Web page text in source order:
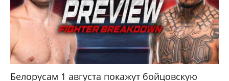
Белорусам 1 августа покажут бойцовскую